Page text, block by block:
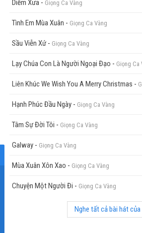
Diễm Xưa - Giọng Ca Vàng
Tình Em Mùa Xuân - Giọng Ca Vàng
Sầu Viễn Xứ - Giọng Ca Vàng
Lạy Chúa Con Là Người Ngoại Đạo - Giọng Ca
Liên Khúc We Wish You A Merry Christmas -
Hạnh Phúc Đầu Ngày - Giọng Ca Vàng
Tâm Sự Đời Tôi - Giọng Ca Vàng
Galway - Giọng Ca Vàng
Mùa Xuân Xôn Xao - Giọng Ca Vàng
Chuyện Một Người Đi - Giọng Ca Vàng
Nghe tất cả bài hát của